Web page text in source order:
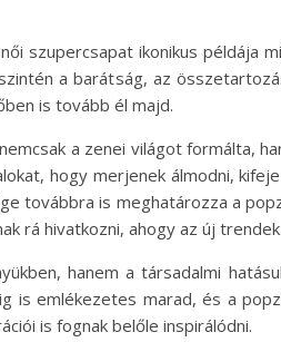
szupercsapat ikonikus példája
a barátság, az
is tovább él majd.
a zenei világot formálta,
hogy merjenek álmodni,
továbbra is meghatározza a
rá hivatkozni, ahogy az új
hanem a társadalmi
is emlékezetes marad, és a
is fognak belőle inspirálódni.